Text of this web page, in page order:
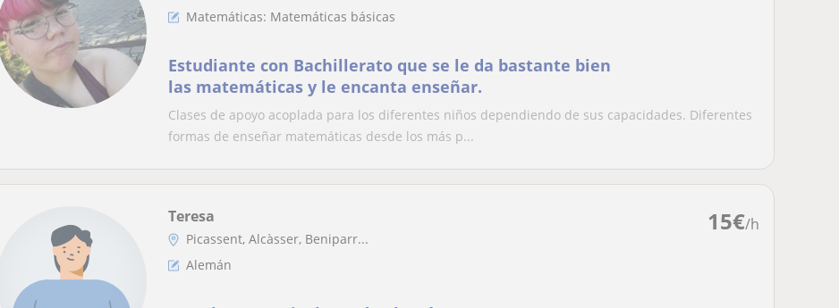
Matemáticas: Matemáticas básicas
Estudiante con Bachillerato que se le da bastante bien
las matemáticas y le encanta enseñar.
Clases de apoyo acoplada para los diferentes niños dependiendo de sus capacidades. Diferentes
formas de enseñar matemáticas desde los más p...
15€/h
Teresa
Picassent, Alcàsser, Beniparr...
Alemán